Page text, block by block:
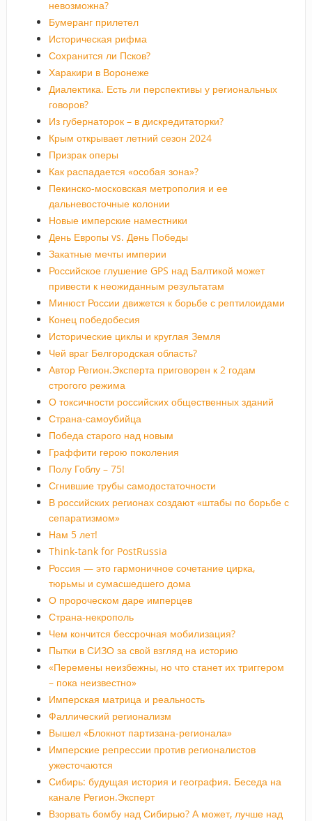
невозможна?
Бумеранг прилетел
Историческая рифма
Сохранится ли Псков?
Харакири в Воронеже
Диалектика. Есть ли перспективы у региональных
говоров?
Из губернаторок – в дискредитаторки?
Крым открывает летний сезон 2024
Призрак оперы
Как распадается «особая зона»?
Пекинско-московская метрополия и ее
дальневосточные колонии
Новые имперские наместники
День Европы vs. День Победы
Закатные мечты империи
Российское глушение GPS над Балтикой может
привести к неожиданным результатам
Минюст России движется к борьбе с рептилоидами
Конец победобесия
Исторические циклы и круглая Земля
Чей враг Белгородская область?
Автор Регион.Эксперта приговорен к 2 годам
строгого режима
О токсичности российских общественных зданий
Страна-самоубийца
Победа старого над новым
Граффити герою поколения
Полу Гоблу – 75!
Сгнившие трубы самодостаточности
В российских регионах создают «штабы по борьбе с
сепаратизмом»
Нам 5 лет!
Think-tank for PostRussia
Россия — это гармоничное сочетание цирка,
тюрьмы и сумасшедшего дома
О пророческом даре имперцев
Страна-некрополь
Чем кончится бессрочная мобилизация?
Пытки в СИЗО за свой взгляд на историю
«Перемены неизбежны, но что станет их триггером
– пока неизвестно»
Имперская матрица и реальность
Фаллический регионализм
Вышел «Блокнот партизана-регионала»
Имперские репрессии против регионалистов
ужесточаются
Сибирь: будущая история и география. Беседа на
канале Регион.Эксперт
Взорвать бомбу над Сибирью? А может, лучше над